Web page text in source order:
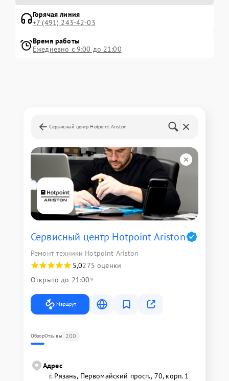
Горячая линия
+7 (491) 243-42-03
Время работы
Ежедневно с 9:00 до 21:00
Сервисный центр Hotpoint Ariston
Сервисный центр Hotpoint Ariston
Ремонт техники Hotpoint Ariston
5,0275 оценки
Открыто до 21:00
Маршрут
ОбзорОтзывы 200
Адрес
г. Рязань, Первомайский просп., 70, корп. 1